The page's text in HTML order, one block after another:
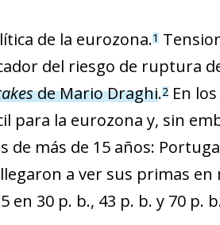
de la eurozona.1
del riesgo de ruptura
de Mario Draghi.2 En
para la eurozona y, sin
más de 15 años:
a ver sus primas en
30 p. b., 43 p. b. y 70 p.